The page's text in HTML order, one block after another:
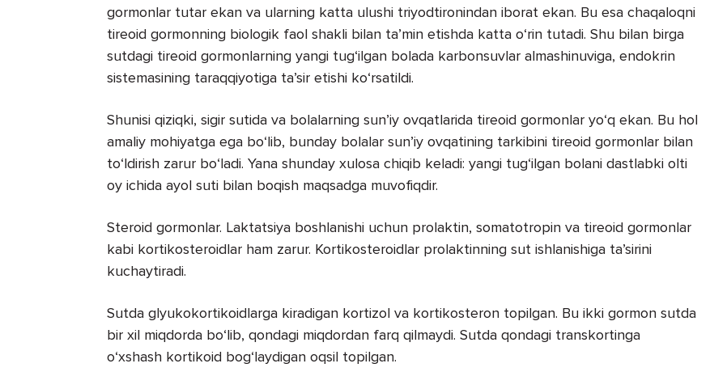
gormonlar tutar ekan va ularning katta ulushi triyodtironindan iborat ekan. Bu esa chaqaloqni
tireoid gormonning biologik faol shakli bilan ta’min etishda katta o‘rin tutadi. Shu bilan birga
sutdagi tireoid gormonlarning yangi tug‘ilgan bolada karbonsuvlar almashinuviga, endokrin
sistemasining taraqqiyotiga ta’sir etishi ko‘rsatildi.
Shunisi qiziqki, sigir sutida va bolalarning sun’iy ovqatlarida tireoid gormonlar yo‘q ekan. Bu hol
amaliy mohiyatga ega bo‘lib, bunday bolalar sun’iy ovqatining tarkibini tireoid gormonlar bilan
to‘ldirish zarur bo‘ladi. Yana shunday xulosa chiqib keladi: yangi tug‘ilgan bolani dastlabki olti
oy ichida ayol suti bilan boqish maqsadga muvofiqdir.
Steroid gormonlar. Laktatsiya boshlanishi uchun prolaktin, somatotropin va tireoid gormonlar
kabi kortikosteroidlar ham zarur. Kortikosteroidlar prolaktinning sut ishlanishiga ta’sirini
kuchaytiradi.
Sutda glyukokortikoidlarga kiradigan kortizol va kortikosteron topilgan. Bu ikki gormon sutda
bir xil miqdorda bo‘lib, qondagi miqdordan farq qilmaydi. Sutda qondagi transkortinga
o‘xshash kortikoid bog‘laydigan oqsil topilgan.